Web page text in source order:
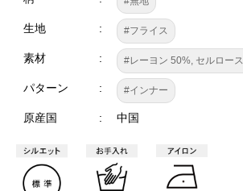
生地 #フライス
素材 #レーヨン 50%, セルロー
パターン #インナー
原産国 中国